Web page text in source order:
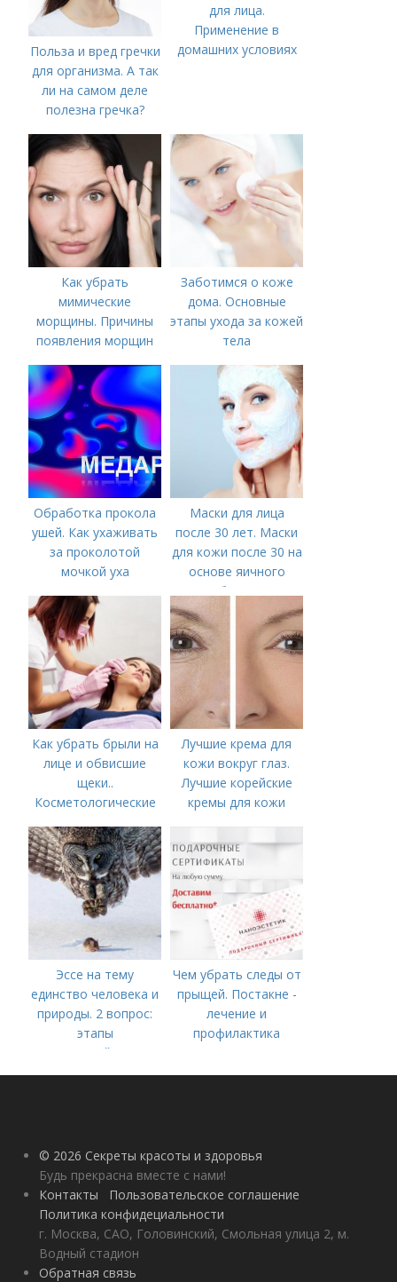
Польза и вред гречки
для организма. А так
ли на самом деле
полезна гречка?
для лица.
Применение в
домашних условиях
Как убрать
мимические
морщины. Причины
появления морщин
Заботимся о коже
дома. Основные
этапы ухода за кожей
тела
Обработка прокола
ушей. Как ухаживать
за проколотой
мочкой уха
Маски для лица
после 30 лет. Маски
для кожи после 30 на
основе яичного
белка
Как убрать брыли на
лице и обвисшие
щеки..
Косметологические
Лучшие крема для
кожи вокруг глаз.
Лучшие корейские
кремы для кожи
году
Эссе на тему
единство человека и
природы. 2 вопрос:
этапы
взаимодействия
природного и
Чем убрать следы от
прыщей. Постакне -
лечение и
профилактика
© 2026 Секреты красоты и здоровья
Будь прекрасна вместе с нами!
Контакты
Пользовательское соглашение
Политика конфидециальности
г. Москва, САО, Головинский, Смольная улица 2, м.
Водный стадион
Обратная связь